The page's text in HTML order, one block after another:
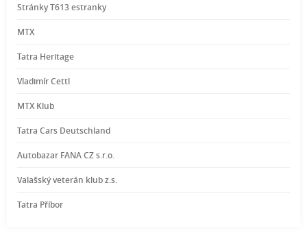
Stránky T613 estranky
MTX
Tatra Heritage
Vladimír Cettl
MTX Klub
Tatra Cars Deutschland
Autobazar FANA CZ s.r.o.
Valašský veterán klub z.s.
Tatra Příbor